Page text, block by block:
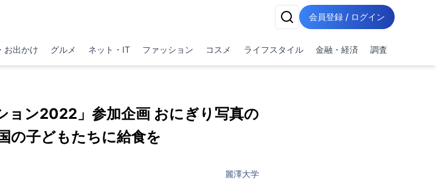
会員登録 / ログイン
お出かけ グルメ ネット・IT ファッション コスメ ライフスタイル 金融・経済 調査
ョン2022」参加企画 おにぎり写真の
の子どもたちに給食を
麗澤大学